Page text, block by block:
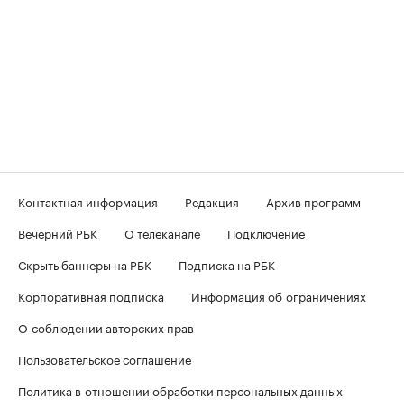
Контактная информация Редакция
Архив программ
Вечерний РБК
О телеканале
Подключение
Скрыть баннеры на РБК
Подписка на РБК
Корпоративная подписка
Информация об ограничениях
О соблюдении авторских прав
Пользовательское соглашение
Политика в отношении обработки персональных данных